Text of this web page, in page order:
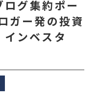
グ集約ポー
ガー発の投資
ンベスタ